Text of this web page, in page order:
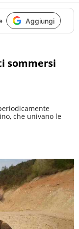
Aggiungi
sommersi
che univano le